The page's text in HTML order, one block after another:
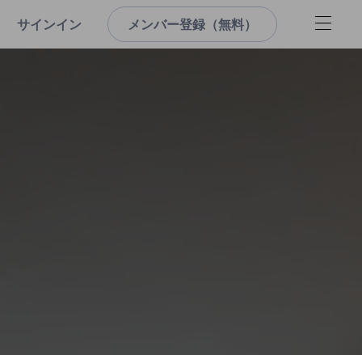
サインイン メンバー登録（無料）